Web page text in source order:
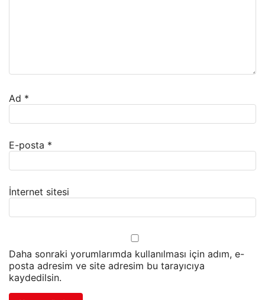
Ad *
E-posta *
İnternet sitesi
Daha sonraki yorumlarımda kullanılması için adım, e-
posta adresim ve site adresim bu tarayıcıya
kaydedilsin.